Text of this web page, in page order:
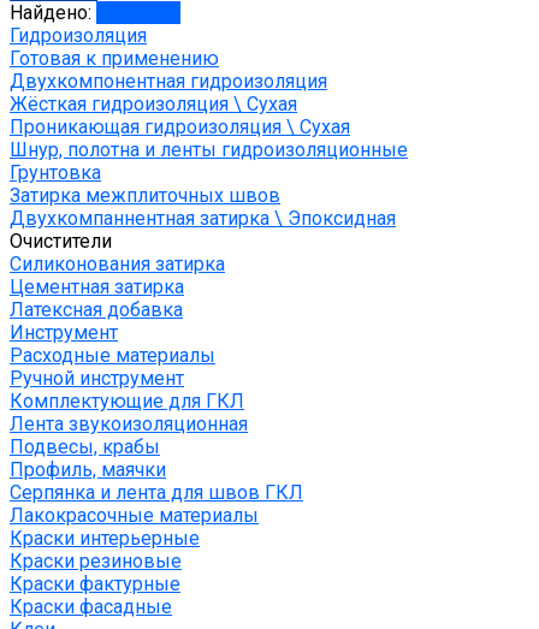
Найдено:
Гидроизоляция
Готовая к применению
Двухкомпонентная гидроизоляция
Жёсткая гидроизоляция \ Сухая
Проникающая гидроизоляция \ Сухая
Шнур, полотна и ленты гидроизоляционные
Грунтовка
Затирка межплиточных швов
Двухкомпаннентная затирка \ Эпоксидная
Очистители
Силиконования затирка
Цементная затирка
Латексная добавка
Инструмент
Расходные материалы
Ручной инструмент
Комплектующие для ГКЛ
Лента звукоизоляционная
Подвесы, крабы
Профиль, маячки
Серпянка и лента для швов ГКЛ
Лакокрасочные материалы
Краски интерьерные
Краски резиновые
Краски фактурные
Краски фасадные